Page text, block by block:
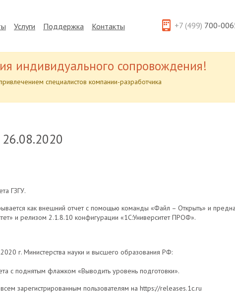
Услуги Поддержка Контакты +7 (499) 700-
индивидуального сопровождения!
специалистов компании-разработчика
26.08.2020
ГЗГУ.
как внешний отчет с помощью команды «Файл – Открыть» и
и релизом 2.1.8.10 конфигурации «1С:Университет ПРОФ».
г. Министерства науки и высшего образования РФ:
с поднятым флажком «Выводить уровень подготовки».
зарегистрированным пользователям на https://releases.1c.ru